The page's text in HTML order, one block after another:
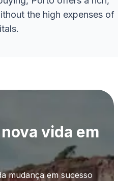
the high expenses of
vida em
mudança em sucesso